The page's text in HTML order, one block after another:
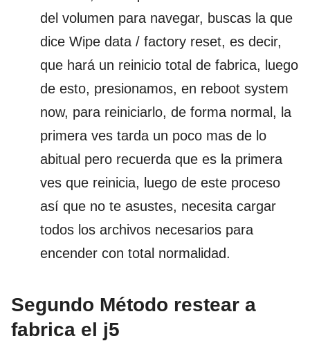
del volumen para navegar, buscas la que
dice Wipe data / factory reset, es decir,
que hará un reinicio total de fabrica, luego
de esto, presionamos, en reboot system
now, para reiniciarlo, de forma normal, la
primera ves tarda un poco mas de lo
abitual pero recuerda que es la primera
ves que reinicia, luego de este proceso
así que no te asustes, necesita cargar
todos los archivos necesarios para
encender con total normalidad.
Segundo Método restear a
fabrica el j5